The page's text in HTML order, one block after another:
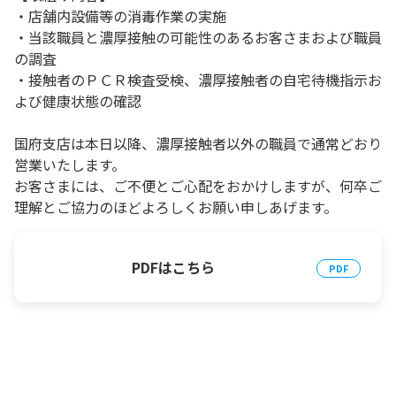
・店舗内設備等の消毒作業の実施
・当該職員と濃厚接触の可能性のあるお客さまおよび職員
の調査
・接触者のＰＣＲ検査受検、濃厚接触者の自宅待機指示お
よび健康状態の確認
国府支店は本日以降、濃厚接触者以外の職員で通常どおり
営業いたします。
お客さまには、ご不便とご心配をおかけしますが、何卒ご
理解とご協力のほどよろしくお願い申しあげます。
PDFはこちら